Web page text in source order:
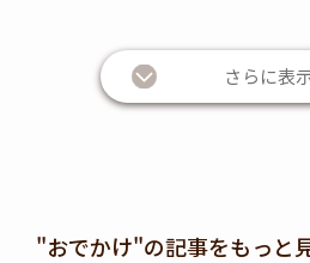
さらに表
"おでかけ"の記事をもっと